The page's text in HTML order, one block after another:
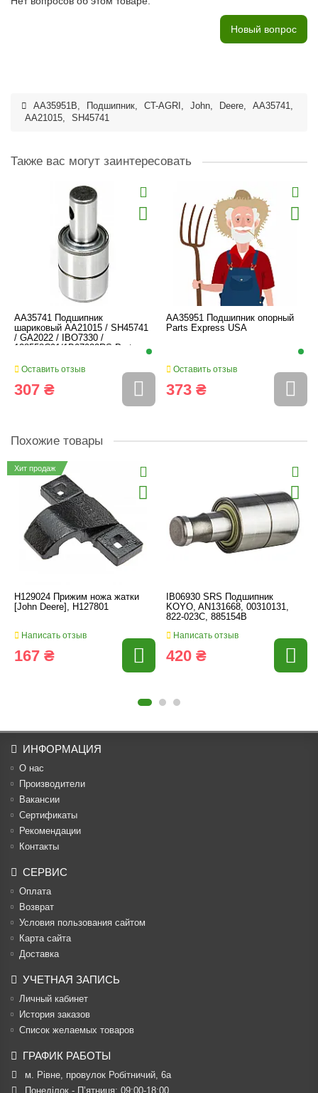
Новый вопрос
AA35951B, Подшипник, CT-AGRI , John, Deere, AA35741,
AA21015, SH45741
Также вас могут заинтересовать
AA35741 Подшипник
шариковый AA21015 / SH45741
/ GA2022 / IBO7330 /
128558C91/1B07032RS Parts
Оставить отзыв
307 ₴
AA35951 Подшипник опорный
Parts Express USA
Оставить отзыв
373 ₴
Похожие товары
Хит продаж
H129024 Прижим ножа жатки
[John Deere], H127801
Написать отзыв
167 ₴
IB06930 SRS Подшипник
KOYO, AN131668, 00310131,
822-023C, 885154B
Написать отзыв
420 ₴
ИНФОРМАЦИЯ
О нас
Производители
Вакансии
Cертификаты
Рекомендации
Контакты
СЕРВИС
Оплата
Возврат
Условия пользования сайтом
Карта сайта
Доставка
УЧЕТНАЯ ЗАПИСЬ
Личный кабинет
История заказов
Список желаемых товаров
ГРАФИК РАБОТЫ
м. Рівне, провулок Робітничий, 6а
Понеділок - П’ятниця: 09:00-18:00